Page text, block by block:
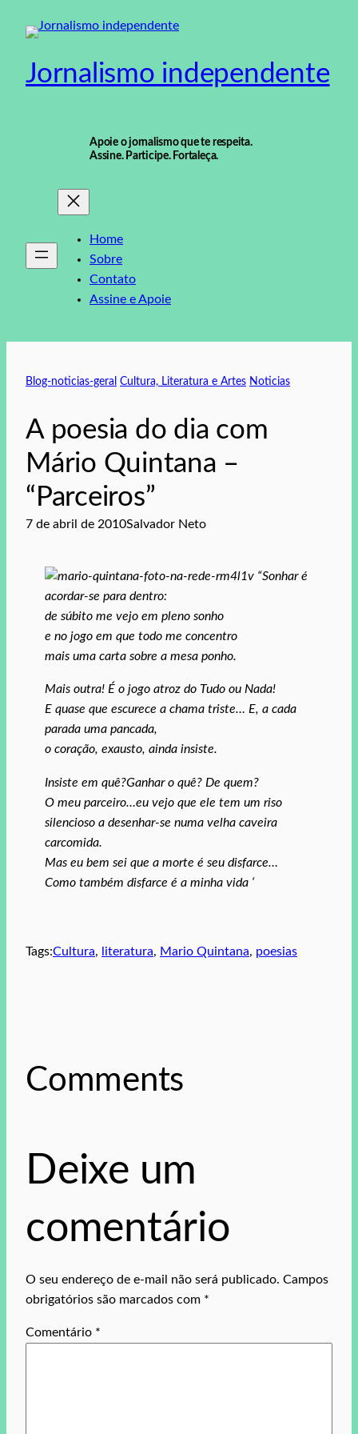
para
conteúdo
Jornalismo independente
Apoie o jornalismo que te respeita.
Assine. Participe. Fortaleça.
Home
Sobre
Contato
Assine e Apoie
Blog-noticias-geral Cultura, Literatura e Artes Noticias
A poesia do dia com
Mário Quintana –
“Parceiros”
7 de abril de 2010Salvador Neto
“Sonhar é
acordar-se para dentro:
de súbito me vejo em pleno sonho
e no jogo em que todo me concentro
mais uma carta sobre a mesa ponho.
Mais outra! É o jogo atroz do Tudo ou Nada!
E quase que escurece a chama triste… E, a cada
parada uma pancada,
o coração, exausto, ainda insiste.
Insiste em quê?Ganhar o quê? De quem?
O meu parceiro…eu vejo que ele tem um riso
silencioso a desenhar-se numa velha caveira
carcomida.
Mas eu bem sei que a morte é seu disfarce…
Como também disfarce é a minha vida ‘
Tags:Cultura, literatura, Mario Quintana, poesias
Comments
Deixe um
comentário
O seu endereço de e-mail não será publicado. Campos
obrigatórios são marcados com *
Comentário *